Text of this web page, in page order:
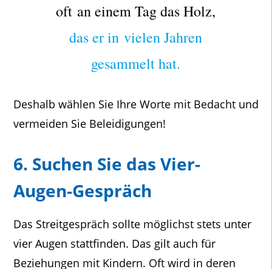
oft an einem Tag das Holz,
das er in vielen Jahren
gesammelt hat.
Deshalb wählen Sie Ihre Worte mit Bedacht und
vermeiden Sie Beleidigungen!
6. Suchen Sie das Vier-
Augen-Gespräch
Das Streitgespräch sollte möglichst stets unter
vier Augen stattfinden. Das gilt auch für
Beziehungen mit Kindern. Oft wird in deren